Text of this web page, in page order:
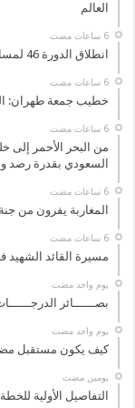
العالم
‏6 ساعات مضت
انطلاق الدورة 46 لمسابقة القرآن الدولية في مكة
‏6 ساعات مضت
خطيب جمعة طهران:
‏6 ساعات مضت
من البحر الأحمر إلى
السعودي بقدرة رصد
‏6 ساعات مضت
المغاربة يفرون من
‏6 ساعات مضت
مسيرة القائد الشهيد
‏يوم واحد مضت
بصــــــائر
‏يوم واحد مضت
كيف يكون مستقبل
‏يومين مضت
التفاصيل الأولية